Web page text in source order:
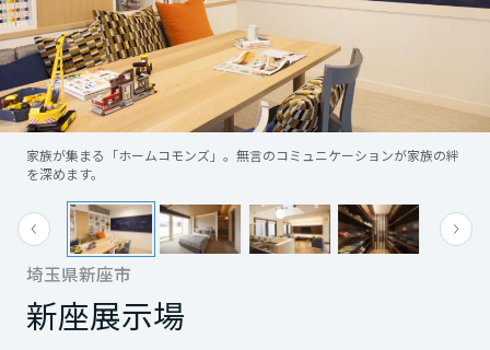
デザイン
テクノロジー（住まいの性能）
建築事例・建築実例
デザイナーズギャラリー
インテリア
住まいづくりガイド
買う
賃貸住宅
賃貸併用住宅
店舗・各種施設
土地活用モデルルーム見学
土地活用実例
法人のお客さま
戸建て・マンション
ミサワリフォームとは
リフォームの流れ
リフォームメニュー
リフォーム事例
事業用
まちづくり
複合開発・投資開発
複合開発事業（ASMACI-アスマチ-）
再開発・官民連携事業
分譲マンション開発事業
収益不動産・投資開発事業
オーナーサポート
サポートメニュー
住まいるりんぐ（ロングサポート）
保証制度
業・IR情報
企業・IR
ニュース
展示場・イベント情報
住まいのご相談
埼玉県新座市
新座展示場
家族が集まる「ホームコモンズ」。無言のコミュニケーションが家族の絆
を深めます。
東北
青森県
岩手県
宮城県